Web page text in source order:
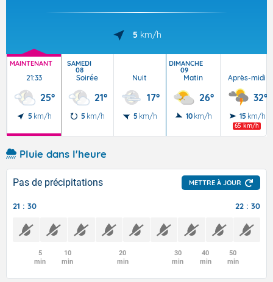
5 km/h
MAINTENANT
21:33
25°
5 km/h
SAMEDI
08
Soirée
21°
5 km/h
Nuit
17°
5 km/h
DIMANCHE
09
Matin
26°
10 km/h
Après-midi
32°
15 km/h
65 km/h
Pluie dans l'heure
Pas de précipitations METTRE À JOUR
21 : 30 22 : 30
5
min
10
min
20
min
30
min
40
min
50
min